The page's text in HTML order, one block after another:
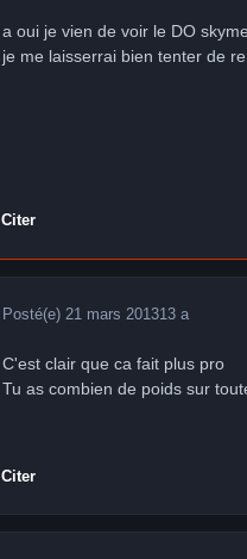
a oui je vien de voir le DO
je me laisserrai bien tenter de
Citer
Posté(e) 21 mars 201313 a
C'est clair que ca fait plus pro
Tu as combien de poids sur
Citer